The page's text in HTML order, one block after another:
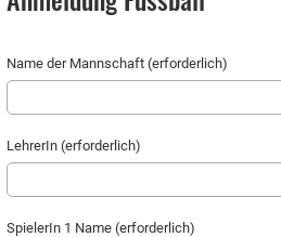
Name der Mannschaft (erforderlich)
LehrerIn (erforderlich)
SpielerIn 1 Name (erforderlich)